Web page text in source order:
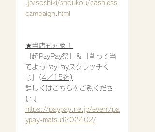
.jp/soshiki/shoukou/cashless
campaign.html
★当店も対象！
「超PayPay祭」＆「削って当
てようPayPayスクラッチく
じ」(4／15迄)
詳しくはこちらをご覧くださ
い↓
https://paypay.ne.jp/event/pa
ypay-matsuri202402/